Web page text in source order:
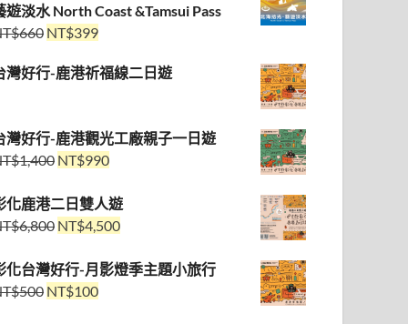
遊淡水 North Coast &Tamsui Pass
660 NT$399
灣好行-鹿港祈福線二日遊
灣好行-鹿港觀光工廠親子一日遊
1,400 NT$990
化鹿港二日雙人遊
6,800 NT$4,500
化台灣好行-月影燈季主題小旅行
500 NT$100